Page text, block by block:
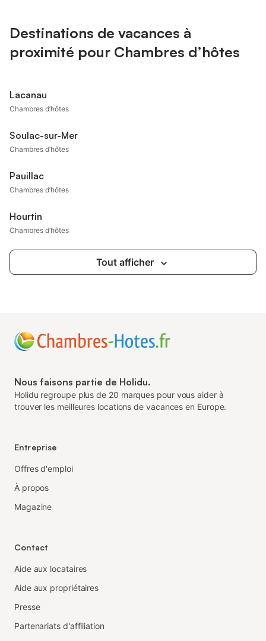
Destinations de vacances à
proximité pour Chambres d’hôtes
Lacanau
Chambres d’hôtes
Soulac-sur-Mer
Chambres d’hôtes
Pauillac
Chambres d’hôtes
Hourtin
Chambres d’hôtes
Tout afficher
Nous faisons partie de Holidu.
Holidu regroupe plus de 20 marques pour vous aider à
trouver les meilleures locations de vacances en Europe.
Entreprise
Offres d'emploi
À propos
Magazine
Contact
Aide aux locataires
Aide aux propriétaires
Presse
Partenariats d'affiliation